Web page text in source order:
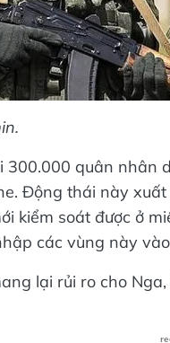
300.000 quân nhân
Động thái này
kiểm soát được ở
các vùng này
lại rủi ro cho